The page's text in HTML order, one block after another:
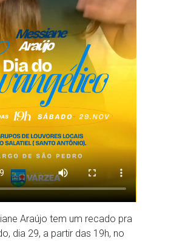
Araújo tem um recado pra
dia 29, a partir das 19h, no